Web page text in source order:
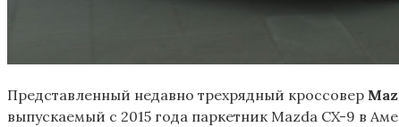
Представленный недавно трехрядный кроссовер
выпускаемый с 2015 года паркетник Mazda CX-9 в